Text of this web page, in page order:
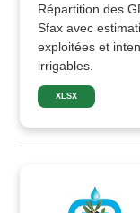
Répartition des
Sfax avec
exploitées et
irrigables.
XLSX